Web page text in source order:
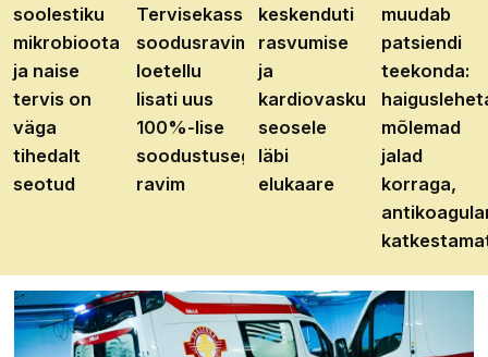
soolestiku
mikrobioota
ja naise
tervis on
väga
tihedalt
seotud
Tervisekassa
soodusravimite
loetellu
lisati uus
100%-lise
soodustusega
ravim
keskenduti
rasvumise
ja
kardiovaskulaarhaiguste
seosele
läbi
elukaare
muudab
patsiendi
teekonda:
mõlemad
jalad
korraga,